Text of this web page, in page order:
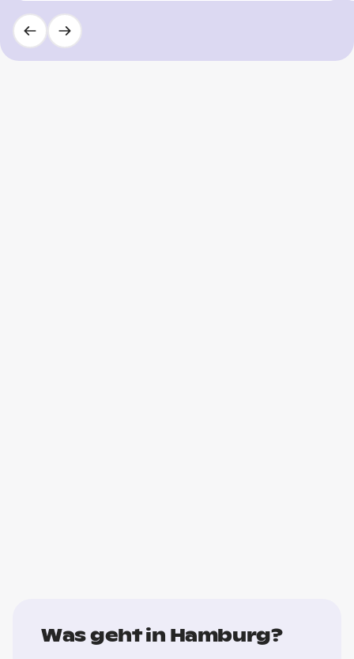
Was geht in Hamburg?